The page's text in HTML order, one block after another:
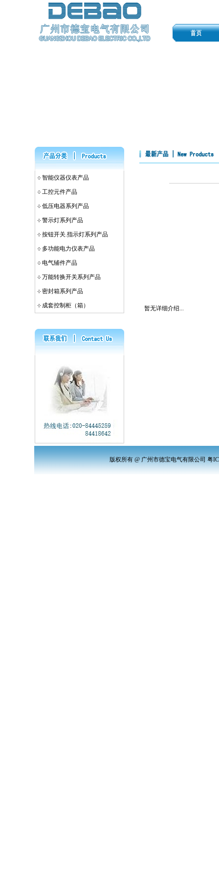
智能仪器仪表产品
工控元件产品
低压电器系列产品
警示灯系列产品
按钮开关.指示灯系列产品
多功能电力仪表产品
电气辅件产品
万能转换开关系列产品
密封箱系列产品
成套控制柜（箱） 暂无详细介绍...
版权所有 @ 广州市德宝电气有限公司 粤